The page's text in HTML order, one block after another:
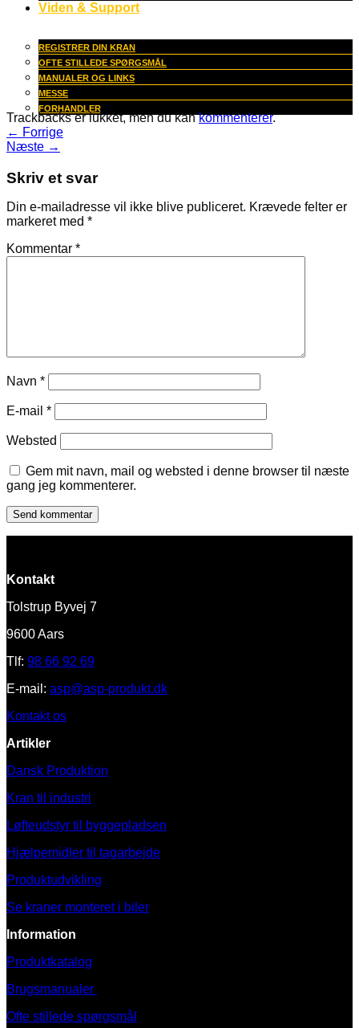
Viden & Support
REGISTRER DIN KRAN
OFTE STILLEDE SPØRGSMÅL
MANUALER OG LINKS
MESSE
FORHANDLER
Trackbacks er lukket, men du kankommenterer.
← Forrige
Næste →
Skriv et svar
Din e-mailadresse vil ikke blive publiceret. Krævede felter er
markeret med *
Kommentar *
Navn *
E-mail *
Websted
Gem mit navn, mail og websted i denne browser til næste
gang jeg kommenterer.
Kontakt
Tolstrup Byvej 7
9600 Aars
Tlf: 98 66 92 69
E-mail: asp@asp-produkt.dk
Kontakt os
Artikler
Dansk Produktion
Kran til industri
Løfteudstyr til byggepladsen
Hjælpemidler til tagarbejde
Produktudvikling
Se kraner monteret i biler
Information
Produktkatalog
Brugsmanualer
Ofte stillede spørgsmål